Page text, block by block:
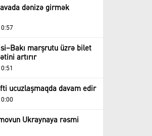
dənizə girmək
marşrutu üzrə bilet
artırır
ucuzlaşmaqda davam edir
Ukraynaya rəsmi